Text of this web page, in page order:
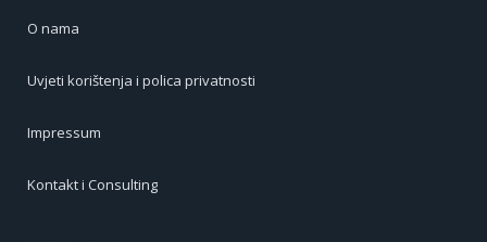
O nama
Uvjeti korištenja i polica privatnosti
Impressum
Kontakt i Consulting